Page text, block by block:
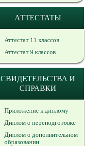
АТТЕСТАТЫ
Аттестат 11 классов
Аттестат 9 классов
СВИДЕТЕЛЬСТВА И
СПРАВКИ
Приложение к диплому
Диплом о переподготовке
Диплом о дополнительном
образовании